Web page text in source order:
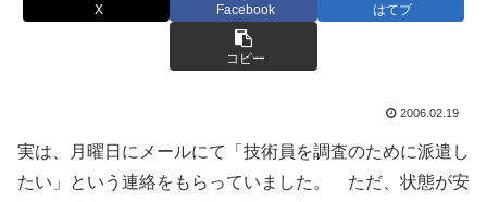
X Facebook はてブ
コピー
2006.02.19
実は、月曜日にメールにて「技術員を調査のために派遣し
たい」という連絡をもらっていました。 ただ、状態が安